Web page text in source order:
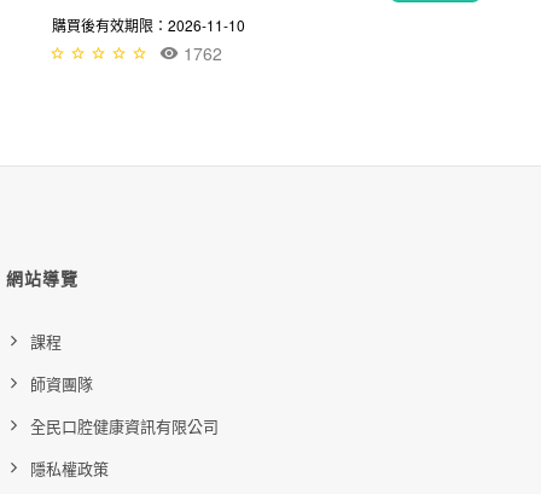
購買後有效期限：2026-11-10
1762
網站導覽
課程
師資團隊
全民口腔健康資訊有限公司
隱私權政策